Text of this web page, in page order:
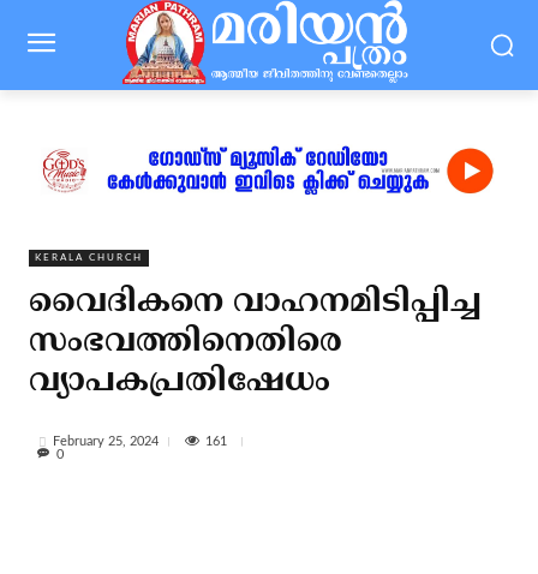
KERALA CHURCH
വൈദികനെ വാഹനമിടിപ്പിച്ച
സംഭവത്തിനെതിരെ
വ്യാപകപ്രതിഷേധം
February 25, 2024
161
0